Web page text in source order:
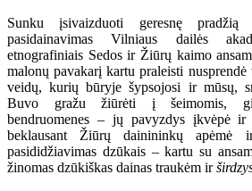
Sunku įsivaizduoti geresnę
pasidainavimas Vilniaus dailės
etnografiniais Sedos ir Žiūrų kaimo
malonų pavakarį kartu praleisti
veidų, kurių būryje šypsojosi ir mūsų,
Buvo gražu žiūrėti į šeimomis,
bendruomenes – jų pavyzdys įkvėpė
beklausant Žiūrų dainininkų apėmė
pasididžiavimas dzūkais – kartu su
žinomas dzūkiškas dainas traukėm ir